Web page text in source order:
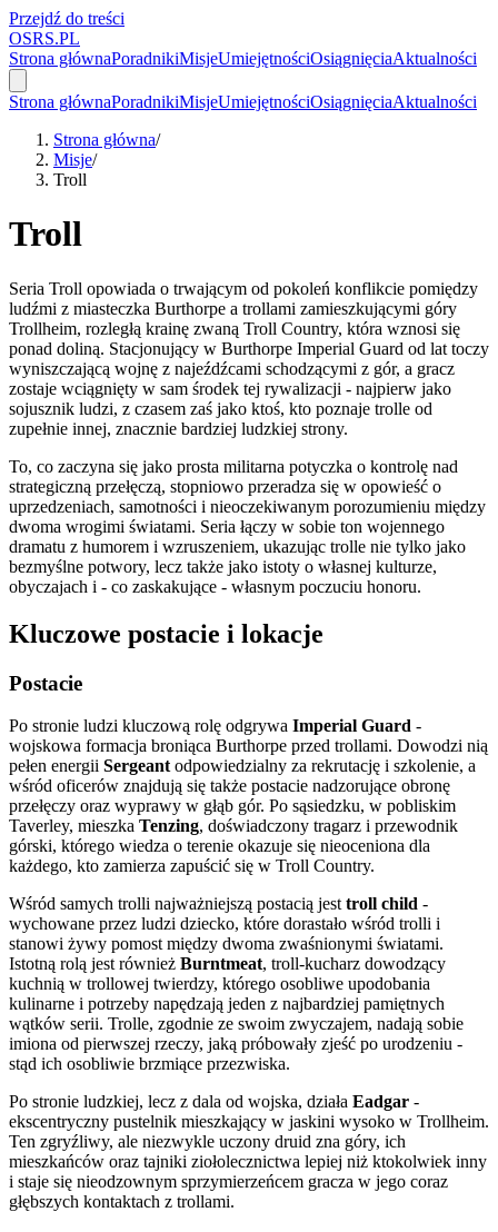
Przejdź do treści
OSRS.PL
Strona głównaPoradnikiMisjeUmiejętnościOsiągnięciaAktualności
Strona głównaPoradnikiMisjeUmiejętnościOsiągnięciaAktualności
Strona główna/
Misje/
Troll
Troll
Seria Troll opowiada o trwającym od pokoleń konflikcie pomiędzy
ludźmi z miasteczka Burthorpe a trollami zamieszkującymi góry
Trollheim, rozległą krainę zwaną Troll Country, która wznosi się
ponad doliną. Stacjonujący w Burthorpe Imperial Guard od lat toczy
wyniszczającą wojnę z najeźdźcami schodzącymi z gór, a gracz
zostaje wciągnięty w sam środek tej rywalizacji - najpierw jako
sojusznik ludzi, z czasem zaś jako ktoś, kto poznaje trolle od
zupełnie innej, znacznie bardziej ludzkiej strony.
To, co zaczyna się jako prosta militarna potyczka o kontrolę nad
strategiczną przełęczą, stopniowo przeradza się w opowieść o
uprzedzeniach, samotności i nieoczekiwanym porozumieniu między
dwoma wrogimi światami. Seria łączy w sobie ton wojennego
dramatu z humorem i wzruszeniem, ukazując trolle nie tylko jako
bezmyślne potwory, lecz także jako istoty o własnej kulturze,
obyczajach i - co zaskakujące - własnym poczuciu honoru.
Kluczowe postacie i lokacje
Postacie
Po stronie ludzi kluczową rolę odgrywa Imperial Guard -
wojskowa formacja broniąca Burthorpe przed trollami. Dowodzi nią
pełen energii Sergeantodpowiedzialny za rekrutację i szkolenie, a
wśród oficerów znajdują się także postacie nadzorujące obronę
przełęczy oraz wyprawy w głąb gór. Po sąsiedzku, w pobliskim
Taverley, mieszka Tenzing, doświadczony tragarz i przewodnik
górski, którego wiedza o terenie okazuje się nieoceniona dla
każdego, kto zamierza zapuścić się w Troll Country.
Wśród samych trolli najważniejszą postacią jesttroll child -
wychowane przez ludzi dziecko, które dorastało wśród trolli i
stanowi żywy pomost między dwoma zwaśnionymi światami.
Istotną rolą jest również Burntmeat, troll-kucharz dowodzący
kuchnią w trollowej twierdzy, którego osobliwe upodobania
kulinarne i potrzeby napędzają jeden z najbardziej pamiętnych
wątków serii. Trolle, zgodnie ze swoim zwyczajem, nadają sobie
imiona od pierwszej rzeczy, jaką próbowały zjeść po urodzeniu -
stąd ich osobliwie brzmiące przezwiska.
Po stronie ludzkiej, lecz z dala od wojska, działa Eadgar -
ekscentryczny pustelnik mieszkający w jaskini wysoko w Trollheim.
Ten zgryźliwy, ale niezwykle uczony druid zna góry, ich
mieszkańców oraz tajniki ziołolecznictwa lepiej niż ktokolwiek inny
i staje się nieodzownym sprzymierzeńcem gracza w jego coraz
głębszych kontaktach z trollami.